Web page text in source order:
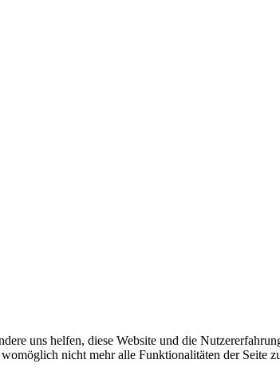
uns helfen, diese Website und die
nicht mehr alle Funktionalitäten der Seite